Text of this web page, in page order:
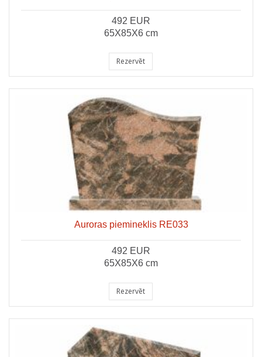
492 EUR
65X85X6 cm
Rezervēt
Auroras piemineklis RE033
492 EUR
65X85X6 cm
Rezervēt